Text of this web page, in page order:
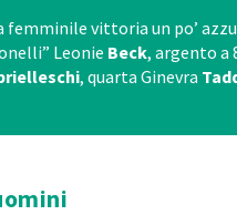
femminile vittoria un po’
Leonie Beck, argento a
, quarta Ginevra